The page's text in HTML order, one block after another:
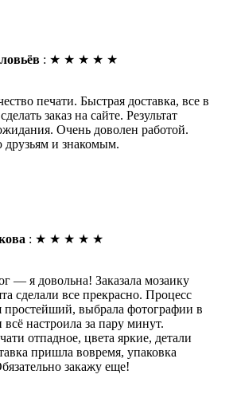
: ★ ★ ★ ★ ★
печати. Быстрая доставка, все в
заказ на сайте. Результат
Очень доволен работой.
друзьям и знакомым.
: ★ ★ ★ ★ ★
— я довольна! Заказала мозаику
сделали все прекрасно. Процесс
простейший, выбрала фотографии в
всё настроила за пару минут.
отпадное, цвета яркие, детали
пришла вовремя, упаковка
закажу еще!